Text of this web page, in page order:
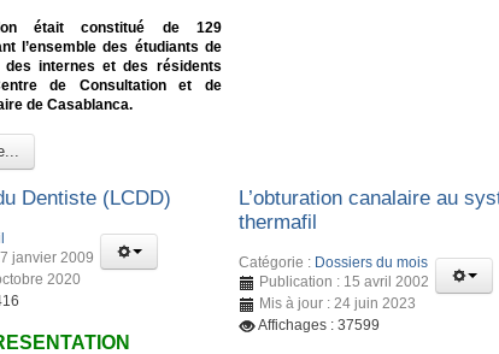
était constitué de 129
l’ensemble des étudiants de
des internes et des résidents
de Consultation et de
de Casablanca.
Dentiste (LCDD)
janvier 2009
2020
L’obturation canalaire au
thermafil
Catégorie : Dossiers du mois
Publication : 15 avril 2002
Mis à jour : 24 juin 2023
Affichages : 37599